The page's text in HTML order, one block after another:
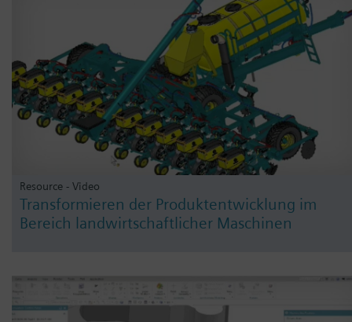
Resource - Video
Transformieren der Produktentwicklung im
Bereich landwirtschaftlicher Maschinen